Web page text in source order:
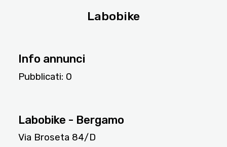
Labobike
Info annunci
Pubblicati: 0
Labobike - Bergamo
Via Broseta 84/D